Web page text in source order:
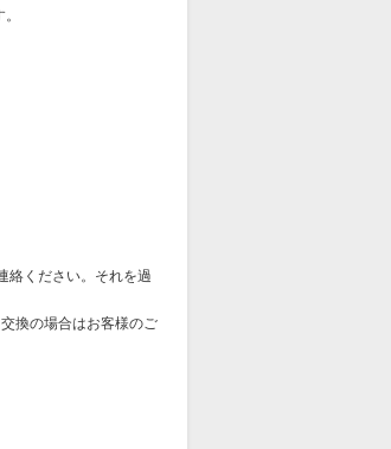
絡ください。それを過
換の場合はお客様のご